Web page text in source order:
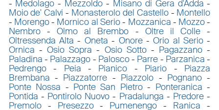
- Medolago - Mezzoldo - Misano di Gera d'Adda -
Moio de' Calvi - Monasterolo del Castello- Montello
- Morengo- Mornico al Serio- Mozzanica - Mozzo-
Nembro- Olmo al Brembo - Oltre il Colle -
Oltressenda Alta - Oneta - Onore-Orio al Serio -
Ornica - Osio Sopra - Osio Sotto- Pagazzano -
Paladina - Palazzago - Palosco- Parre - Parzanica -
Pedrengo- Peia - Pianico - Piario - Piazza
Brembana - Piazzatorre - Piazzolo - Pognano -
Ponte Nossa - Ponte San Pietro- Ponteranica -
Pontida - Pontirolo Nuovo - Pradalunga - Predore -
Premolo- Presezzo- Pumenengo - Ranica -